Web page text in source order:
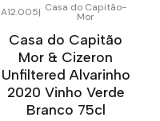
A12.005| Casa do Capitão-
Mor
Casa do Capitão
Mor & Cizeron
Unfiltered Alvarinho
2020 Vinho Verde
Branco 75cl